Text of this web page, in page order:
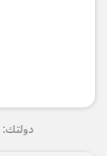
دولتك: